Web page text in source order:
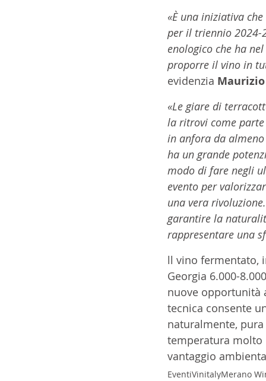
«È una iniziativa
per il triennio 2024-
enologico che ha
proporre il vino in
evidenzia
«Le giare di
la ritrovi come
in anfora da
ha un grande
modo di fare negli
evento per
una vera
garantire la
rappresentare una
ll vino fermentato,
Georgia 6.000-
nuove opportunità
tecnica consente
naturalmente,
temperatura molto
vantaggio
EventiVinitalyMerano